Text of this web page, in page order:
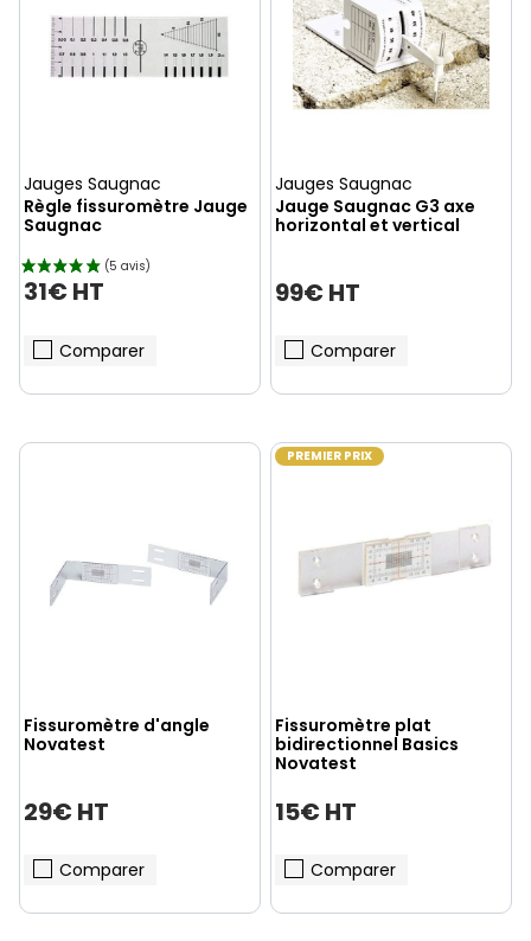
Jauges Saugnac
Règle fissuromètre Jauge
Saugnac
31€ HT
Comparer
Jauges Saugnac
Jauge Saugnac G3 axe
horizontal et vertical
99€ HT
Comparer
Fissuromètre d'angle
Novatest
29€ HT
Comparer
PREMIER PRIX
Fissuromètre plat
bidirectionnel Basics
Novatest
15€ HT
Comparer